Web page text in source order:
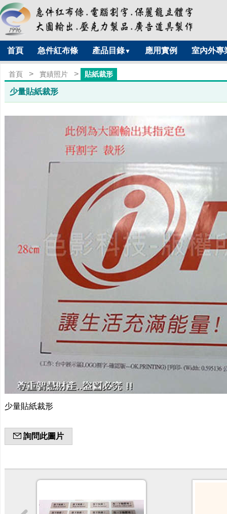
首頁 急件紅布條 產品目錄▼ 應用實例 室內外專
首頁 > 實績照片 > 貼紙裁形
少量貼紙裁形
少量貼紙裁形
詢問此圖片